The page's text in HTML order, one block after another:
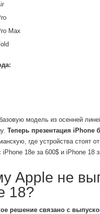
Max
модель из осенней
Теперь презентация iPhone
где устройства стоят
18e за 600$ и iPhone 18
Apple не
18?
решение связано с